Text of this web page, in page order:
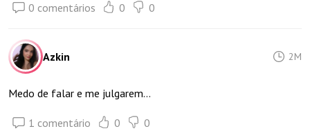
0 comentários 0 0
Azkin 2M
Medo de falar e me julgarem...
1 comentário 0 0